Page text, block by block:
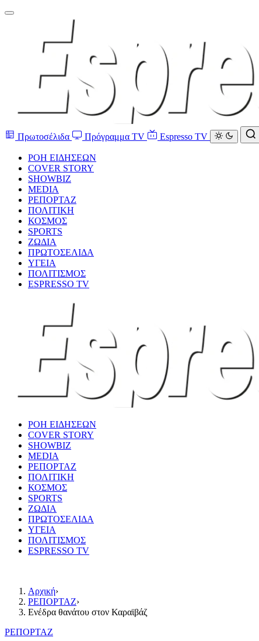
Πρωτοσέλιδα Πρόγραμμα TV Espresso TV
ΡΟΗ ΕΙΔΗΣΕΩΝ
COVER STORY
SHOWBIZ
MEDIA
ΡΕΠΟΡΤΑΖ
ΠΟΛΙΤΙΚΗ
ΚΟΣΜΟΣ
SPORTS
ΖΩΔΙΑ
ΠΡΩΤΟΣΕΛΙΔΑ
ΥΓΕΙΑ
ΠΟΛΙΤΙΣΜΟΣ
ESPRESSO TV
ΡΟΗ ΕΙΔΗΣΕΩΝ
COVER STORY
SHOWBIZ
MEDIA
ΡΕΠΟΡΤΑΖ
ΠΟΛΙΤΙΚΗ
ΚΟΣΜΟΣ
SPORTS
ΖΩΔΙΑ
ΠΡΩΤΟΣΕΛΙΔΑ
ΥΓΕΙΑ
ΠΟΛΙΤΙΣΜΟΣ
ESPRESSO TV
Αρχική›
ΡΕΠΟΡΤΑΖ›
Ενέδρα θανάτου στον Καραϊβάζ
ΡΕΠΟΡΤΑΖ